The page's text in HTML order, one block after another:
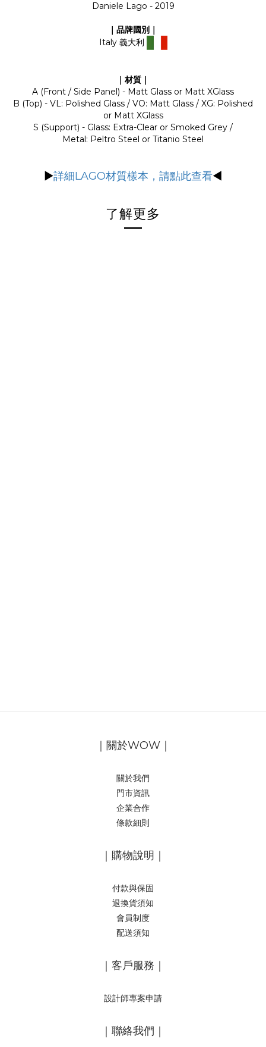
Daniele Lago - 2019
｜品牌國別｜
Italy 義大利
｜材質｜
A (Front / Side Panel) - Matt Glass or Matt XGlass
B (Top) - VL: Polished Glass / VO: Matt Glass / XG: Polished
or Matt XGlass
S (Support) - Glass: Extra-Clear or Smoked Grey /
Metal: Peltro Steel or Titanio Steel
▶詳細LAGO材質樣本，請點此查看◀
了解更多
｜關於WOW｜
關於我們
門市資訊
企業合作
條款細則
｜購物說明｜
付款與保固
退換貨須知
會員制度
配送須知
｜客戶服務｜
設計師專案申請
｜聯絡我們｜